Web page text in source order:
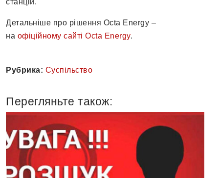
станцій.
Детальніше про рішення Octa Energy –
на офіційному сайті Octa Energy.
Рубрика: Суспільство
Перегляньте також: